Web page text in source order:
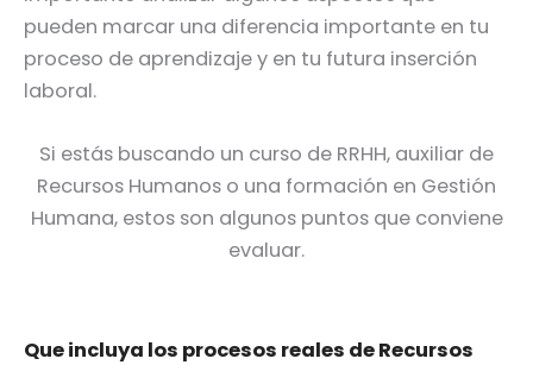
pueden marcar una diferencia importante en tu
proceso de aprendizaje y en tu futura inserción
laboral.
Si estás buscando un curso de RRHH, auxiliar de
Recursos Humanos o una formación en Gestión
Humana, estos son algunos puntos que conviene
evaluar.
Que incluya los procesos reales de Recursos